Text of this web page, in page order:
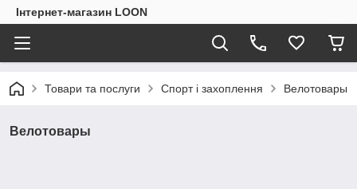
Інтернет-магазин LOON
Товари та послуги Спорт і захоплення Велотовары
Велотовары